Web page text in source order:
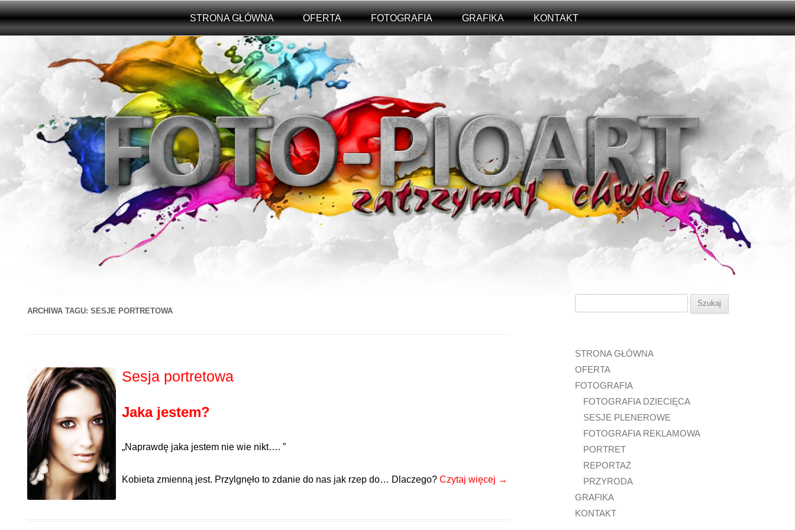
Przejdź do treści
STRONA GŁÓWNA OFERTA FOTOGRAFIA GRAFIKA KONTAKT
ARCHIWA TAGU: SESJE PORTRETOWA
Sesja portretowa
Jaka jestem?
„Naprawdę jaka jestem nie wie nikt…. ”
Kobieta zmienną jest. Przylgnęło to zdanie do nas jak rzep do… Dlaczego? Czytaj więcej →
STRONA GŁÓWNA
OFERTA
FOTOGRAFIA
FOTOGRAFIA DZIECIĘCA
SESJE PLENEROWE
FOTOGRAFIA REKLAMOWA
PORTRET
REPORTAŻ
PRZYRODA
GRAFIKA
KONTAKT